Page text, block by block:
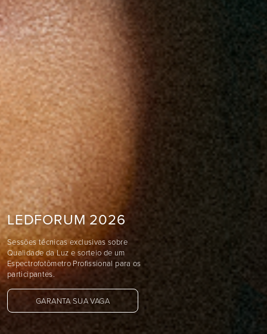
LEDFORUM 2026
Sessões técnicas exclusivas sobre
Qualidade da Luz e sorteio de um
Espectrofotômetro Profissional para os
participantes.
GARANTA SUA VAGA